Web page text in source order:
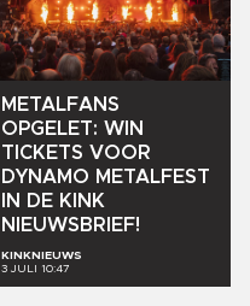
METALFANS
OPGELET: WIN
TICKETS VOOR
DYNAMO METALFEST
IN
DE KINK
NIEUWSBRIEF!
KINKNIEUWS
3 JULI 10:47